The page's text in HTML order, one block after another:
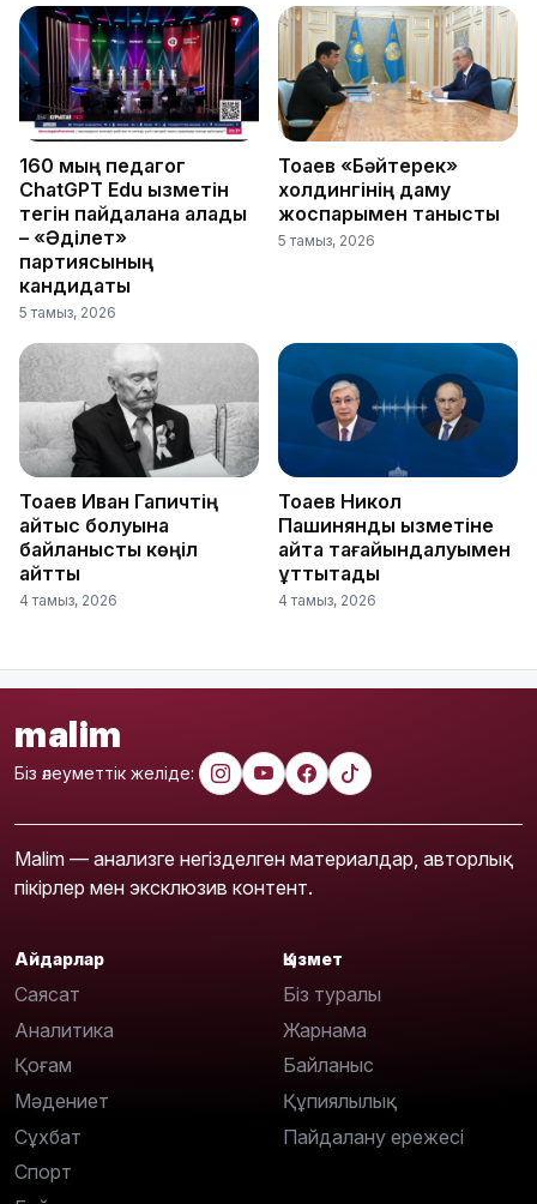
160 мың педагог
ChatGPT Edu қызметін
тегін пайдалана алады
– «Әділет»
партиясының
кандидаты
5 тамыз, 2026
Тоқаев «Бәйтерек»
холдингінің даму
жоспарымен танысты
5 тамыз, 2026
Тоқаев Иван Гапичтің
қайтыс болуына
байланысты көңіл
айтты
4 тамыз, 2026
Тоқаев Никол
Пашинянды қызметіне
қайта тағайындалуымен
құттықтады
4 тамыз, 2026
malim
Біз әлеуметтік желіде:
Malim — анализге негізделген материалдар, авторлық
пікірлер мен эксклюзив контент.
Айдарлар
Саясат
Аналитика
Қоғам
Мәдениет
Сұхбат
Спорт
Қызмет
Біз туралы
Жарнама
Байланыс
Құпиялылық
Пайдалану ережесі